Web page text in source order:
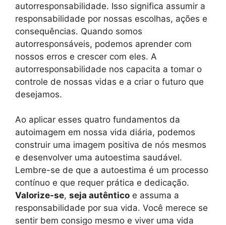
autorresponsabilidade. Isso significa assumir a
responsabilidade por nossas escolhas, ações e
consequências. Quando somos
autorresponsáveis, podemos aprender com
nossos erros e crescer com eles. A
autorresponsabilidade nos capacita a tomar o
controle de nossas vidas e a criar o futuro que
desejamos.
Ao aplicar esses quatro fundamentos da
autoimagem em nossa vida diária, podemos
construir uma imagem positiva de nós mesmos
e desenvolver uma autoestima saudável.
Lembre-se de que a autoestima é um processo
contínuo e que requer prática e dedicação.
Valorize-se, seja autêntico e assuma a
responsabilidade por sua vida. Você merece se
sentir bem consigo mesmo e viver uma vida